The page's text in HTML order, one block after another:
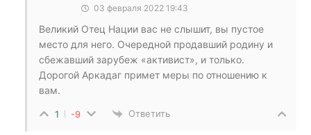
03 февраля 2022 19:43
Великий Отец Нации вас не слышит, вы пустое
место для него. Очередной продавший родину и
сбежавший зарубеж «активист», и только.
Дорогой Аркадаг примет меры по отношению к
вам.
1 -9 Ответить